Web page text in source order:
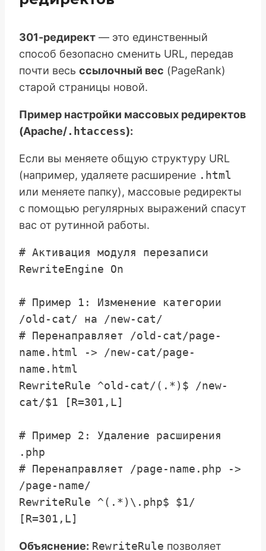
301-редирект — это единственный
способ безопасно сменить URL, передав
почти весь ссылочный вес (PageRank)
старой страницы новой.
Пример настройки массовых редиректов
(Apache/.htaccess):
Если вы меняете общую структуру URL
(например, удаляете расширение .html
или меняете папку), массовые редиректы
с помощью регулярных выражений спасут
вас от рутинной работы.
# Активация модуля перезаписи
RewriteEngine On
# Пример 1: Изменение категории
/old-cat/ на /new-cat/
# Перенаправляет /old-cat/page-
name.html -> /new-cat/page-
name.html
RewriteRule ^old-cat/(.*)$ /new-
cat/$1 [R=301,L]
# Пример 2: Удаление расширения
.php
# Перенаправляет /page-name.php ->
/page-name/
RewriteRule ^(.*)\.php$ $1/
Объяснение: RewriteRule позволяет